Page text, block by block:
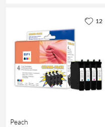
Peach
12